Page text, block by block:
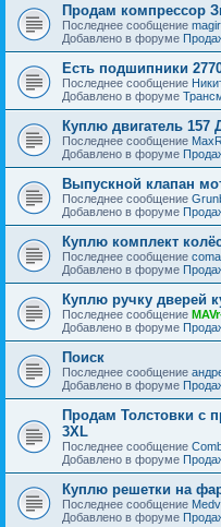
Продам компрессор
Последнее сообщение
Добавлено в форуме
Есть подшипники
Последнее сообщение
Добавлено в форуме
Куплю двигатель 157
Последнее сообщение
Добавлено в форуме
Выпускной клапан
Последнее сообщение
Добавлено в форуме
Куплю комплект
Последнее сообщение
Добавлено в форуме
Куплю ручку дверей
Последнее сообщение
Добавлено в форуме
Поиск
Последнее сообщение
Добавлено в форуме
Продам Толстовки с
3XL
Последнее сообщение
Добавлено в форуме
Куплю решетки на
Последнее сообщение
Добавлено в форуме